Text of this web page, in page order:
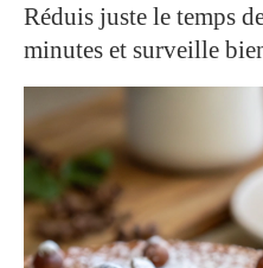
Réduis juste le temps
minutes et surveille